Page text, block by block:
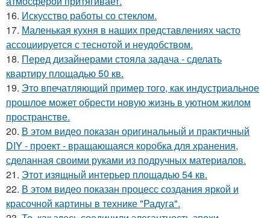
16. Искусство работы со стеклом.
17. Маленькая кухня в наших представлениях часто
ассоциируется с теснотой и неудобством.
18. Перед дизайнерами стояла задача - сделать
квартиру площадью 50 кв.
19. Это впечатляющий пример того, как индустриальное
прошлое может обрести новую жизнь в уютном жилом
пространстве.
20. В этом видео показан оригинальный и практичный
DIY - проект - вращающаяся коробка для хранения,
сделанная своими руками из подручных материалов.
21. Этот изящный интерьер площадью 54 кв.
22. В этом видео показан процесс создания яркой и
красочной картины в технике "Радуга".